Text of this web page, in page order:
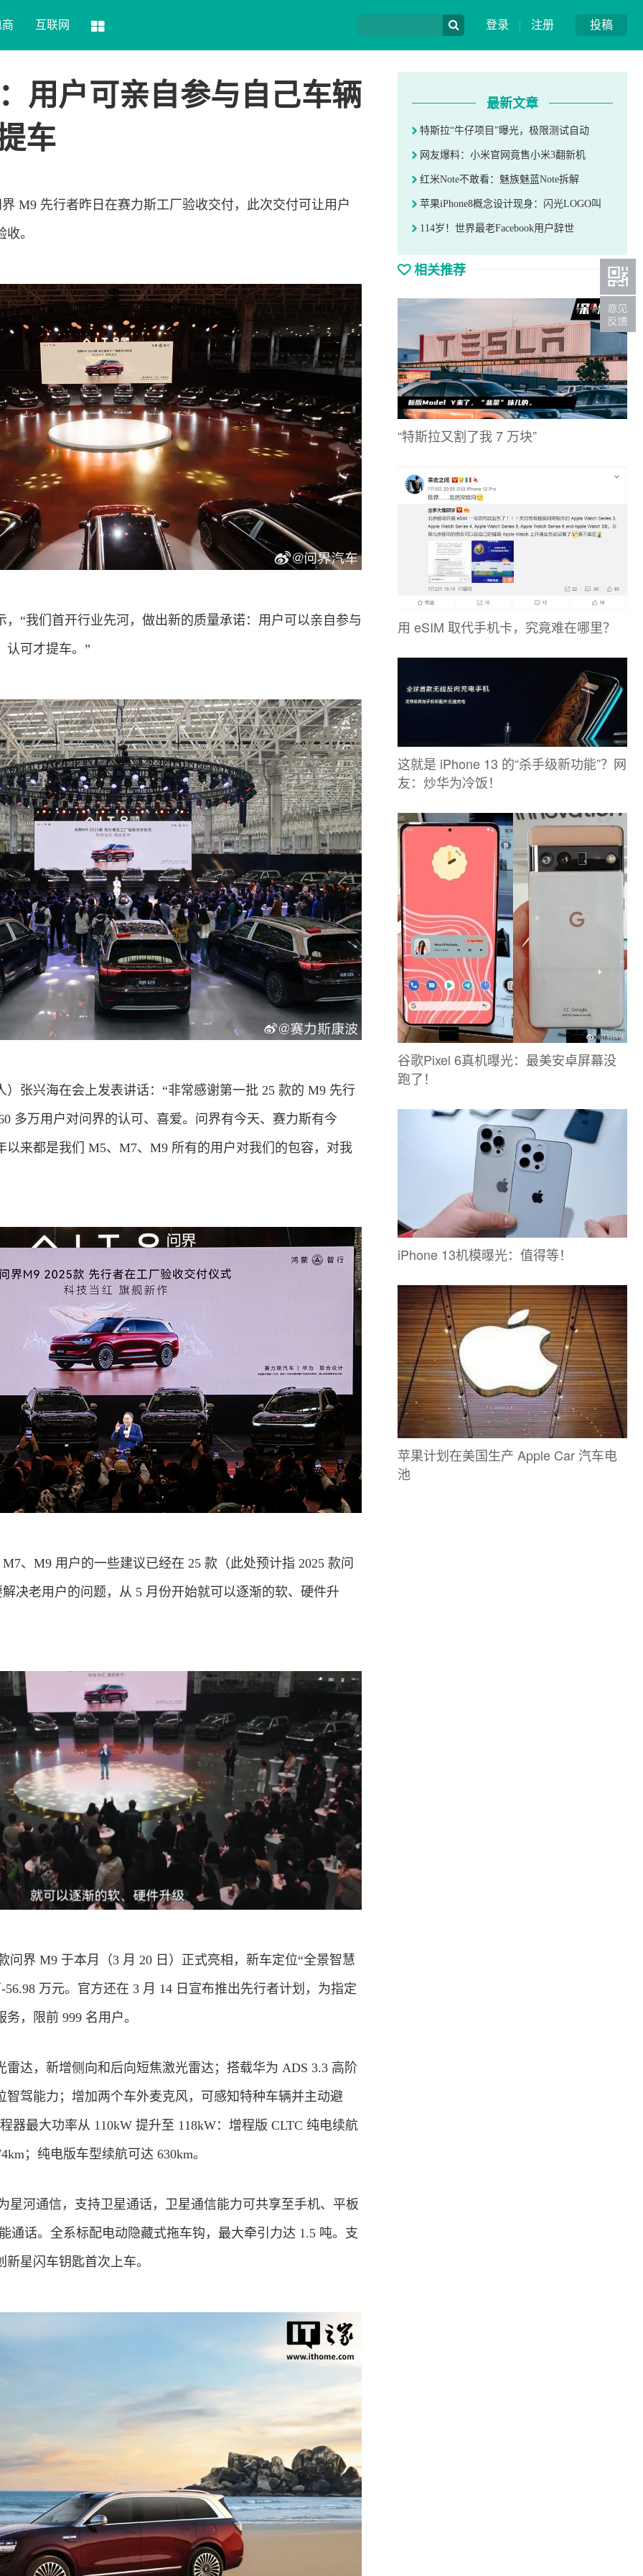
投稿
登录 | 注册
互联网
用户可亲自参与自己车辆
车
M9 先行者昨日在赛力斯工厂验收交付，此次交付可让用户
。
，“我们首开行业先河，做出新的质量承诺：用户可以亲自参与
认可才提车。”
）张兴海在会上发表讲话：“非常感谢第一批 25 款的 M9 先行
多万用户对问界的认可、喜爱。问界有今天、赛力斯有今
以来都是我们 M5、M7、M9 所有的用户对我们的包容，对我
、M9 用户的一些建议已经在 25 款（此处预计指 2025 款问
决老用户的问题，从 5 月份开始就可以逐渐的软、硬件升
问界 M9 于本月（3 月 20 日）正式亮相，新车定位“全景智慧
56.98 万元。官方还在 3 月 14 日宣布推出先行者计划，为指定
，限前 999 名用户。
雷达，新增侧向和后向短焦激光雷达；搭载华为 ADS 3.3 高阶
智驾能力；增加两个车外麦克风，可感知特种车辆并主动避
器最大功率从 110kW 提升至 118kW：增程版 CLTC 纯电续航
；纯电版车型续航可达 630km。
星河通信，支持卫星通话，卫星通信能力可共享至手机、平板
通话。全系标配电动隐藏式拖车钩，最大牵引力达 1.5 吨。支
星闪车钥匙首次上车。
最新文章
特斯拉“牛仔项目”曝光，极限测试自动
网友爆料：小米官网竟售小米3翻新机
红米Note不敢看：魅族魅蓝Note拆解
苹果iPhone8概念设计现身：闪光LOGO叫
114岁！世界最老Facebook用户辞世
相关推荐
“特斯拉又割了我 7 万块”
用 eSIM 取代手机卡，究竟难在哪里？
这就是 iPhone 13 的“杀手级新功能”？网
友：炒华为冷饭！
谷歌Pixel 6真机曝光：最美安卓屏幕没
跑了！
iPhone 13机模曝光：值得等！
苹果计划在美国生产 Apple Car 汽车电
池